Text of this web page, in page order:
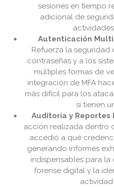
sesiones en tiempo
adicional de
Autenticación
Refuerza la
contraseñas y a los
múltiples formas de
integración de MFA
más difícil para los
si tienen
Auditoría y Reportes
acción realizada dentro
accedió a qué
generando informes
indispensables para
forense digital y la